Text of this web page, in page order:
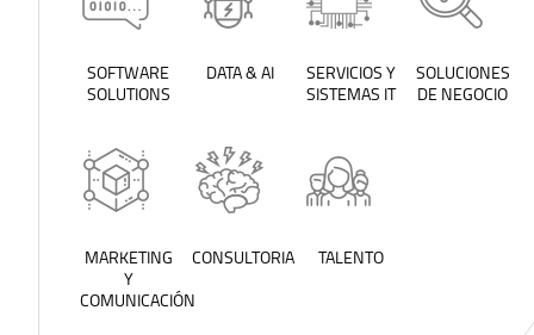
SOFTWARE
SOLUTIONS
DATA & AI
SERVICIOS Y
SISTEMAS IT
SOLUCIONES
DE NEGOCIO
MARKETING
Y
COMUNICACIÓN
CONSULTORIA TALENTO